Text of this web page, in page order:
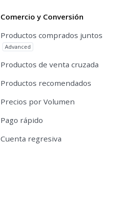
Comercio y Conversión
Productos comprados juntos
Advanced
Productos de venta cruzada
Productos recomendados
Precios por Volumen
Pago rápido
Cuenta regresiva